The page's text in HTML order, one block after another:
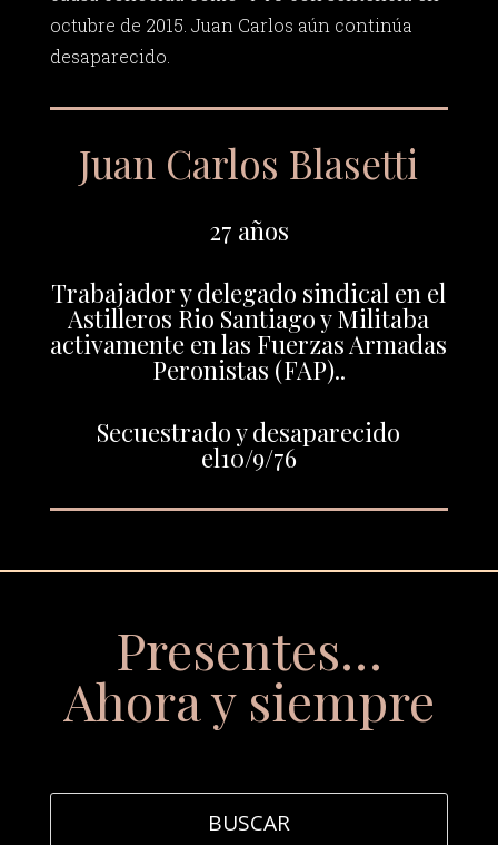
octubre de 2015. Juan Carlos aún continúa
desaparecido.
Juan Carlos Blasetti
27 años
Trabajador y delegado sindical en el
Astilleros Rio Santiago y Militaba
activamente en las Fuerzas Armadas
Peronistas (FAP)..
Secuestrado y desaparecido
el10/9/76
Presentes…
Ahora y siempre